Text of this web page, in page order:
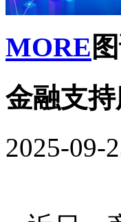
MORE
金融支
2025-09-